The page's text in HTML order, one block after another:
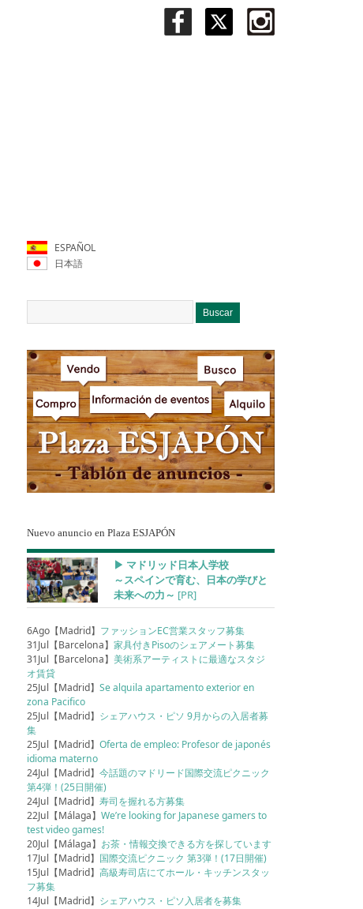
ESPAÑOL
日本語
Nuevo anuncio en Plaza ESJAPÓN
▶︎ マドリッド日本人学校
～スペインで育む、日本の学びと
未来への力～ [PR]
6Ago【Madrid】 ファッションEC営業スタッフ募集
31Jul【Barcelona】家具付きPisoのシェアメート募集
31Jul【Barcelona】美術系アーティストに最適なスタジ
オ賃貸
25Jul【Madrid】Se alquila apartamento exterior en
zona Pacifico
25Jul【Madrid】 シェアハウス・ピソ 9月からの入居者募
集
25Jul【Madrid】Oferta de empleo: Profesor de japonés
idioma materno
24Jul【Madrid】今話題のマドリード国際交流ピクニック
第4弾！(25日開催)
24Jul【Madrid】寿司を握れる方募集
22Jul【Málaga】We’re looking for Japanese gamers to
test video games!
20Jul【Málaga】 お茶・情報交換できる方を探しています
17Jul【Madrid】 国際交流ピクニック 第3弾！(17日開催)
15Jul【Madrid】高級寿司店にてホール・キッチンスタッ
フ募集
14Jul【Madrid】 シェアハウス・ピソ入居者を募集